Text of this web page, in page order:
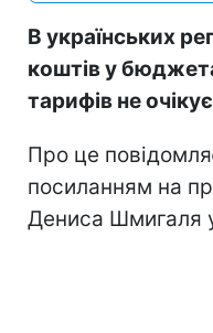
В українських
коштів у
тарифів не
Про це
посиланням на
Дениса Шмигаля